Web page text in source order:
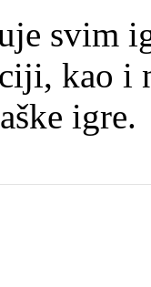
svim
kao
igre.